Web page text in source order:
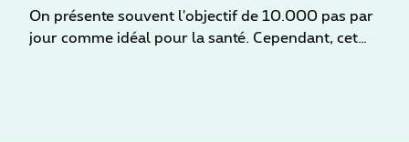
On présente souvent l'objectif de 10.000 pas par
jour comme idéal pour la santé. Cependant, cet